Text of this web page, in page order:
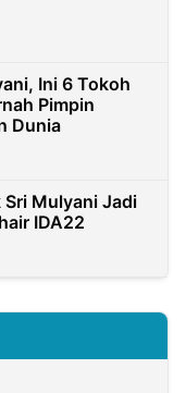
Ini 6 Tokoh
Pimpin
Dunia
Mulyani Jadi
IDA22